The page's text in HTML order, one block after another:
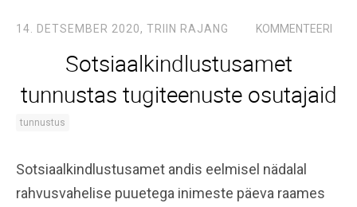
14. DETSEMBER 2020, TRIIN RAJANG KOMMENTEERI
Sotsiaalkindlustusamet
tunnustas tugiteenuste osutajaid
tunnustus
Sotsiaalkindlustusamet andis eelmisel nädalal
rahvusvahelise puuetega inimeste päeva raames